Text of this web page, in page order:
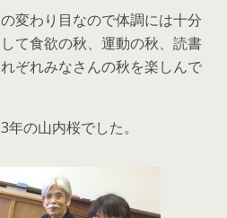
変わり目なので体調には十分
て食欲の秋、運動の秋、読書
ぞれみなさんの秋を楽しんで
の山内桜でした。